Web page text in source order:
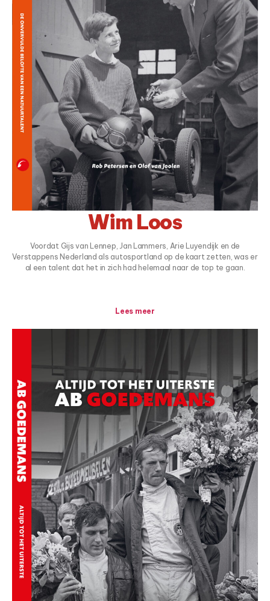
Wim Loos
Voordat Gijs van Lennep, Jan Lammers, Arie Luyendijk en de
Verstappens Nederland als autosportland op de kaart zetten, was er
al een talent dat het in zich had helemaal naar de top te gaan.
Lees meer